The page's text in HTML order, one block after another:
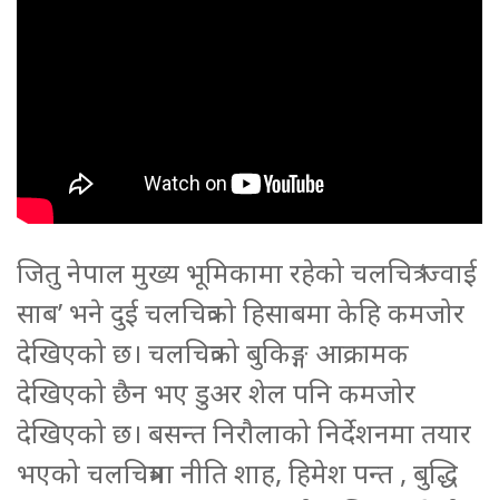
जितु नेपाल मुख्य भूमिकामा रहेको चलचित्र ‘ज्वाई
साब’ भने दुई चलचित्रको हिसाबमा केहि कमजोर
देखिएको छ। चलचित्रको बुकिङ्ग आक्रामक
देखिएको छैन भए डुअर शेल पनि कमजोर
देखिएको छ। बसन्त निरौलाको निर्देशनमा तयार
भएको चलचित्रमा नीति शाह, हिमेश पन्त , बुद्धि